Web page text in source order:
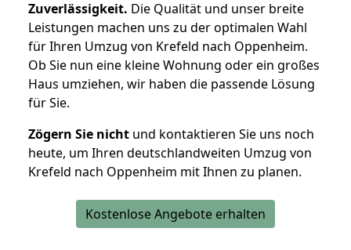
Zuverlässigkeit. Die Qualität und unser breite
Leistungen machen uns zu der optimalen Wahl
für Ihren Umzug von Krefeld nach Oppenheim.
Ob Sie nun eine kleine Wohnung oder ein großes
Haus umziehen, wir haben die passende Lösung
für Sie.
Zögern Sie nicht und kontaktieren Sie uns noch
heute, um Ihren deutschlandweiten Umzug von
Krefeld nach Oppenheim mit Ihnen zu planen.
Kostenlose Angebote erhalten